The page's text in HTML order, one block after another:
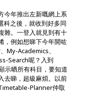
今年推出左新嘅網上系
科之後，就收到好多同
雜。一登入就見到有十
，例如想睇下今年開咗
My-Academics、
Search呢？入到
示晒所有科目，要知道
去睇，超級麻煩。以前
Planner仲取